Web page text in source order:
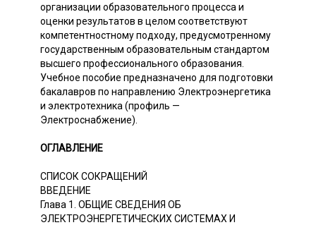
организации образовательного процесса и
оценки результатов в целом соответствуют
компетентностному подходу, предусмотренному
государственным образовательным стандартом
высшего профессионального образования.
Учебное пособие предназначено для подготовки
бакалавров по направлению Электроэнергетика
и электротехника (профиль —
Электроснабжение).
ОГЛАВЛЕНИЕ
СПИСОК СОКРАЩЕНИЙ
ВВЕДЕНИЕ
Глава 1. ОБЩИЕ СВЕДЕНИЯ ОБ
ЭЛЕКТРОЭНЕРГЕТИЧЕСКИХ СИСТЕМАХ И